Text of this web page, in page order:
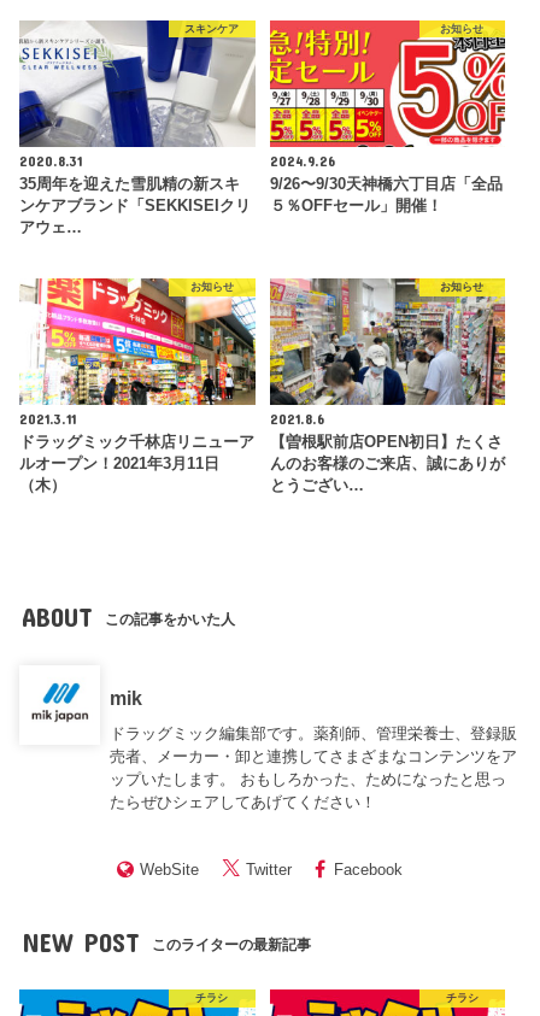
スキンケア
2020.8.31
35周年を迎えた雪肌精の新スキ
ンケアブランド「SEKKISEIクリ
アウェ…
お知らせ
2024.9.26
9/26〜9/30天神橋六丁目店「全品
５％OFFセール」開催！
お知らせ
2021.3.11
ドラッグミック千林店リニューア
ルオープン！2021年3月11日
（木）
お知らせ
2021.8.6
【曽根駅前店OPEN初日】たくさ
んのお客様のご来店、誠にありが
とうござい…
ABOUT この記事をかいた人
mik
ドラッグミック編集部です。薬剤師、管理栄養士、登録販
売者、メーカー・卸と連携してさまざまなコンテンツをア
ップいたします。 おもしろかった、ためになったと思っ
たらぜひシェアしてあげてください！
WebSite Twitter Facebook
NEW POST このライターの最新記事
チラシ チラシ